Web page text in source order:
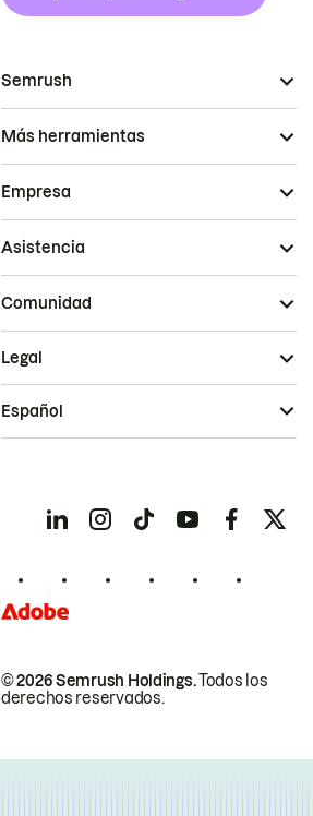
Semrush
Más herramientas
Empresa
Asistencia
Comunidad
© 2026 Semrush Holdings.Todos los
derechos reservados.
Legal
Español